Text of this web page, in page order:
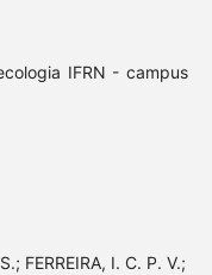
IFRN - campus
FERREIRA, I. C. P. V.;